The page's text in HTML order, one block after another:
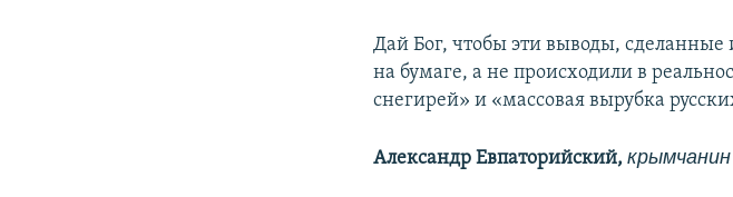
Дай Бог, чтобы эти выводы, сделанные
на бумаге, а не происходили в
снегирей» и «массовая вырубка
Александр Евпаторийский,крымчанин